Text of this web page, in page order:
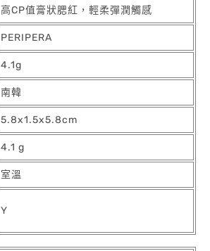
高CP值膏狀腮紅，輕柔彈潤觸感
PERIPERA
4.1g
南韓
5.8x1.5x5.8cm
4.1 g
室溫
Y